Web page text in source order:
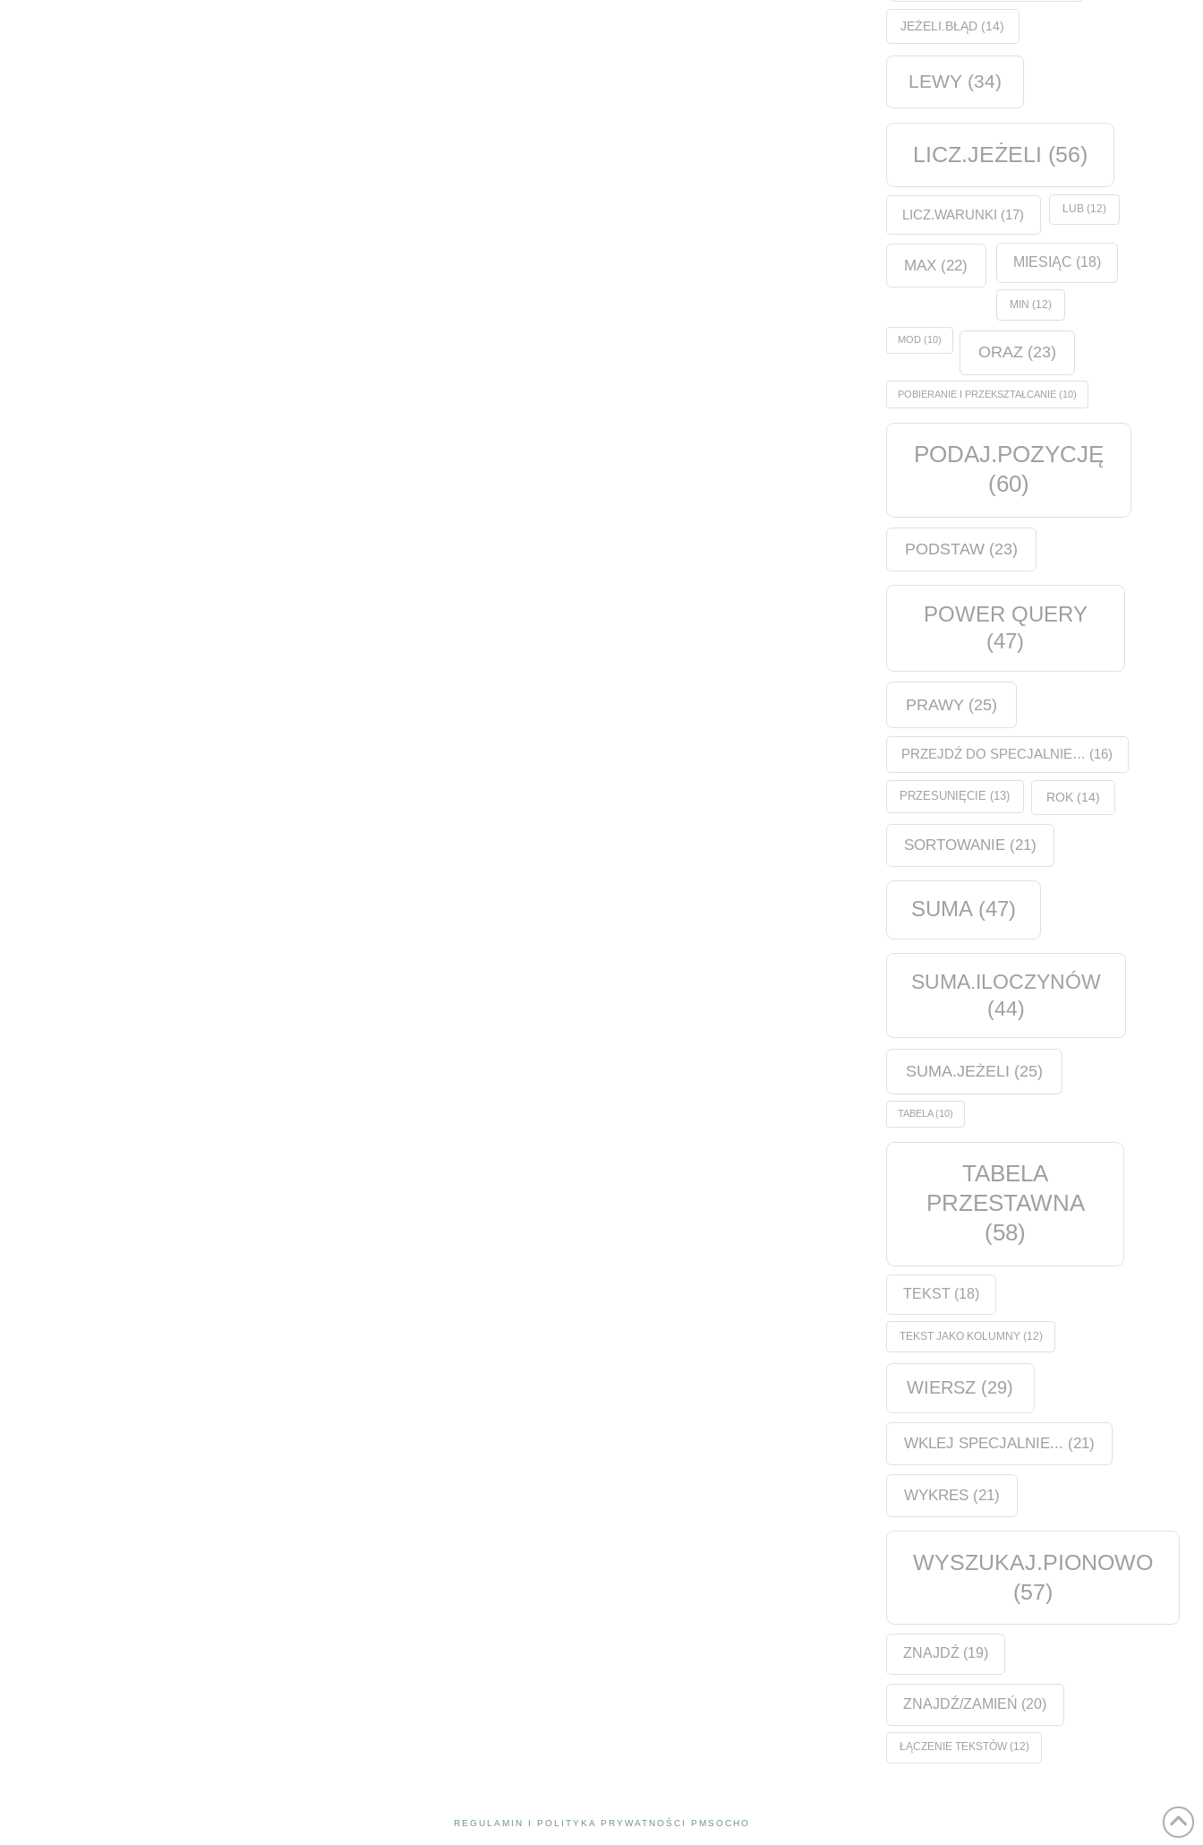
JEŻELI.BŁĄD (14)
LEWY (34)
LICZ.JEŻELI (56)
LICZ.WARUNKI (17) LUB(12)
MAX (22) MIESIĄC (18)
MIN (12)
MOD(10)
ORAZ (23)
POBIERANIE I PRZEKSZTAŁCANIE(10)
PODAJ.POZYCJĘ
(60)
PODSTAW(23)
POWER QUERY
(47)
PRAWY(25)
PRZEJDŹ DO SPECJALNIE… (16)
PRZESUNIĘCIE (13) ROK (14)
SORTOWANIE(21)
SUMA(47)
SUMA.ILOCZYNÓW
(44)
SUMA.JEŻELI (25)
TABELA(10)
TABELA
PRZESTAWNA
(58)
TEKST(18)
TEKST JAKO KOLUMNY(12)
WIERSZ (29)
WKLEJ SPECJALNIE... (21)
WYKRES(21)
WYSZUKAJ.PIONOWO
(57)
ZNAJDŹ (19)
ZNAJDŹ/ZAMIEŃ (20)
ŁĄCZENIE TEKSTÓW(12)
REGULAMIN I POLITYKA PRYWATNOŚCI PMSOCHO